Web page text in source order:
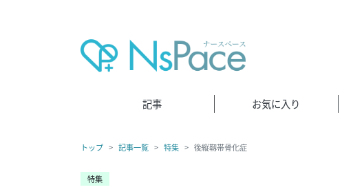
記事 お気に入り
トップ 記事一覧 特集 後縦靱帯骨化症
特集